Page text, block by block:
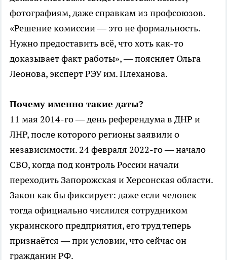
фотографиям, даже справкам из профсоюзов.
«Решение комиссии — это не формальность.
Нужно предоставить всё, что хоть как-то
доказывает факт работы», — поясняет Ольга
Леонова, эксперт РЭУ им. Плеханова.
Почему именно такие даты?
11 мая 2014-го — день референдума в ДНР и
ЛНР, после которого регионы заявили о
независимости. 24 февраля 2022-го — начало
СВО, когда под контроль России начали
переходить Запорожская и Херсонская области.
Закон как бы фиксирует: даже если человек
тогда официально числился сотрудником
украинского предприятия, его труд теперь
признаётся — при условии, что сейчас он
гражданин РФ.